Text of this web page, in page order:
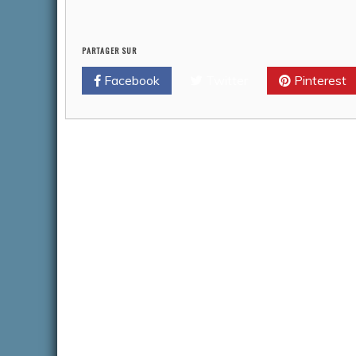
PARTAGER SUR
Facebook Pinterest